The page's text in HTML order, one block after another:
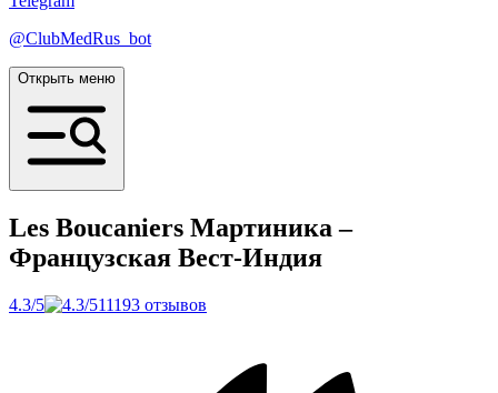
@ClubMedRus_bot
Открыть меню
Les Boucaniers Мартиника –
Французская Вест-Индия
4.3/5 11193 отзывов